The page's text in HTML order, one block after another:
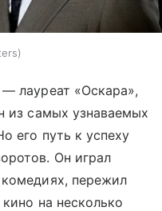
— лауреат «Оскара»,
из самых узнаваемых
его путь к успеху
Он играл
пережил
на несколько